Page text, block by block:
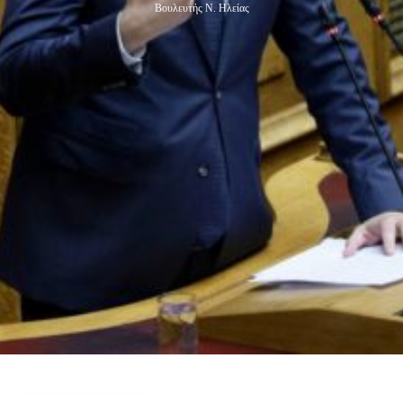
Βουλευτής Ν. Ηλείας